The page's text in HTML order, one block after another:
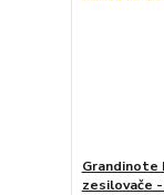
Grandinote
zesilovače